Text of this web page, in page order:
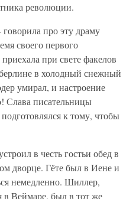
революции.
про эту драму
своего первого
при свете факелов
в холодный снежный
умирал, и настроение
Слава писательницы
к тому, чтобы
в честь гостьи обед в
дворце. Гёте был в Иене и
немедленно. Шиллер,
в Веймаре, был в тот же